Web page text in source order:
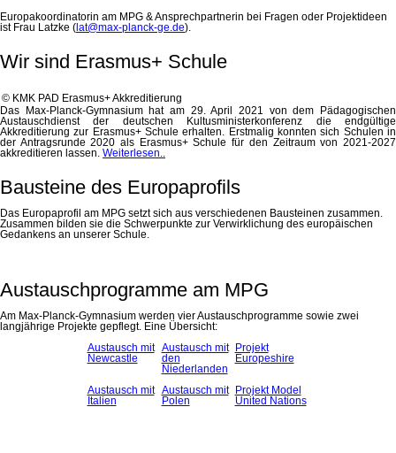
Europakoordinatorin am MPG & Ansprechpartnerin bei Fragen oder Projektideen
ist Frau Latzke ( lat@max-planck-ge.de).
Wir sind Erasmus+ Schule
© KMK PAD Erasmus+ Akkreditierung
Das Max-Planck-Gymnasium hat am 29. April 2021 von dem Pädagogischen
Austauschdienst der deutschen Kultusministerkonferenz die endgültige
Akkreditierung zur Erasmus+ Schule erhalten. Erstmalig konnten sich Schulen in
der Antragsrunde 2020 als Erasmus+ Schule für den Zeitraum von 2021-2027
akkreditieren lassen. Weiterlesen..
Bausteine des Europaprofils
Das Europaprofil am MPG setzt sich aus verschiedenen Bausteinen zusammen.
Zusammen bilden sie die Schwerpunkte zur Verwirklichung des europäischen
Gedankens an unserer Schule.
Austauschprogramme am MPG
Am Max-Planck-Gymnasium werden vier Austauschprogramme sowie zwei
langjährige Projekte gepflegt. Eine Übersicht:
Austausch mit
Newcastle
Austausch mit
den
Niederlanden
Projekt
Europeshire
Austausch mit
Italien
Austausch mit
Polen
Projekt Model
United Nations